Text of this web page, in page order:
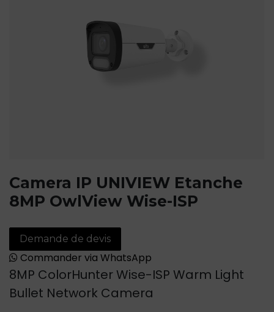
Camera IP UNIVIEW Etanche
8MP OwlView Wise-ISP
Demande de devis
Commander via WhatsApp
8MP ColorHunter Wise-ISP Warm Light
Bullet Network Camera